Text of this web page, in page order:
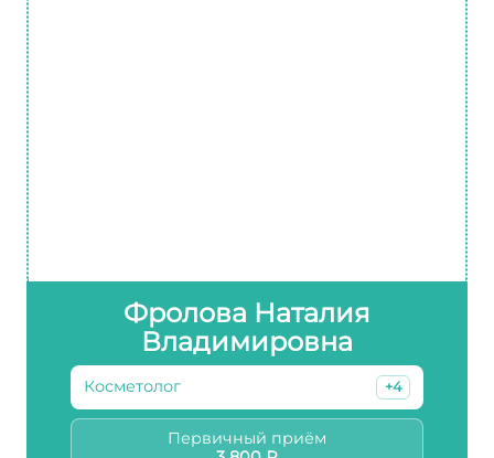
Фролова Наталия
Владимировна
Косметолог +4
Первичный приём